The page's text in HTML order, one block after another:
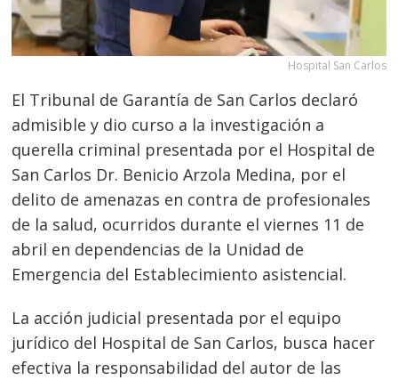
Hospital San Carlos
El Tribunal de Garantía de San Carlos declaró
admisible y dio curso a la investigación a
querella criminal presentada por el Hospital de
San Carlos Dr. Benicio Arzola Medina, por el
delito de amenazas en contra de profesionales
de la salud, ocurridos durante el viernes 11 de
abril en dependencias de la Unidad de
Emergencia del Establecimiento asistencial.
La acción judicial presentada por el equipo
jurídico del Hospital de San Carlos, busca hacer
efectiva la responsabilidad del autor de las